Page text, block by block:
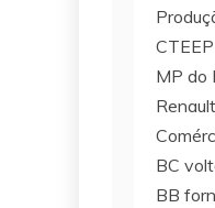
MP do
BC
BB